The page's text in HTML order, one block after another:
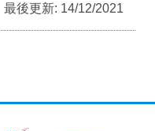
最後更新: 14/12/2021